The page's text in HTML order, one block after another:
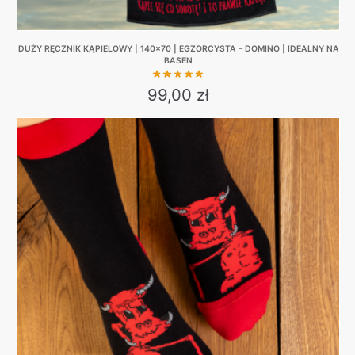
DUŻY RĘCZNIK KĄPIELOWY | 140×70 | EGZORCYSTA – DOMINO | IDEALNY NA
BASEN
99,00 zł